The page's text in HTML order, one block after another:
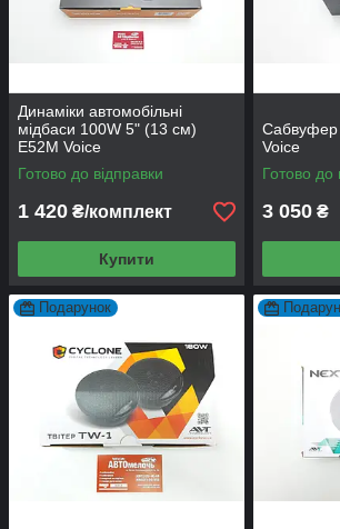
Динаміки автомобільні
мідбаси 100W 5" (13 см)
Е52M Voice
Готово до відправки
1 420 ₴/комплект
Купити
Сабвуфер
Voice
Готово до
3 050 ₴
Подарунок